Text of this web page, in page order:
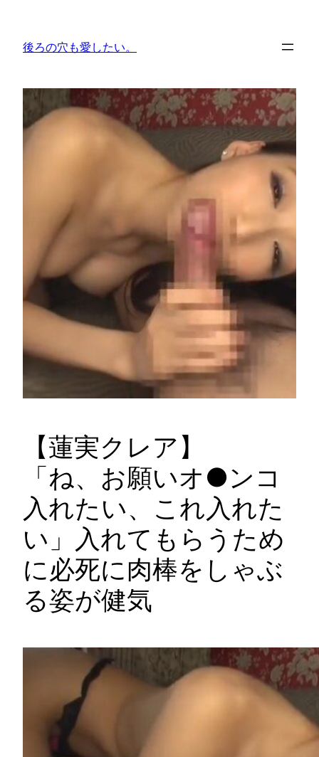
後ろの穴も愛したい。
【蓮実クレア】
「ね、お願いオ●ンコ
入れたい、これ入れた
い」入れてもらうため
に必死に肉棒をしゃぶ
る姿が健気